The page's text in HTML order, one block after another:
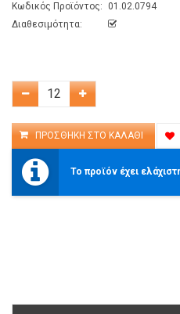
Κωδικός Προϊόντος:
01.02.0794
Διαθεσιμότητα:
Το προϊόν έχει